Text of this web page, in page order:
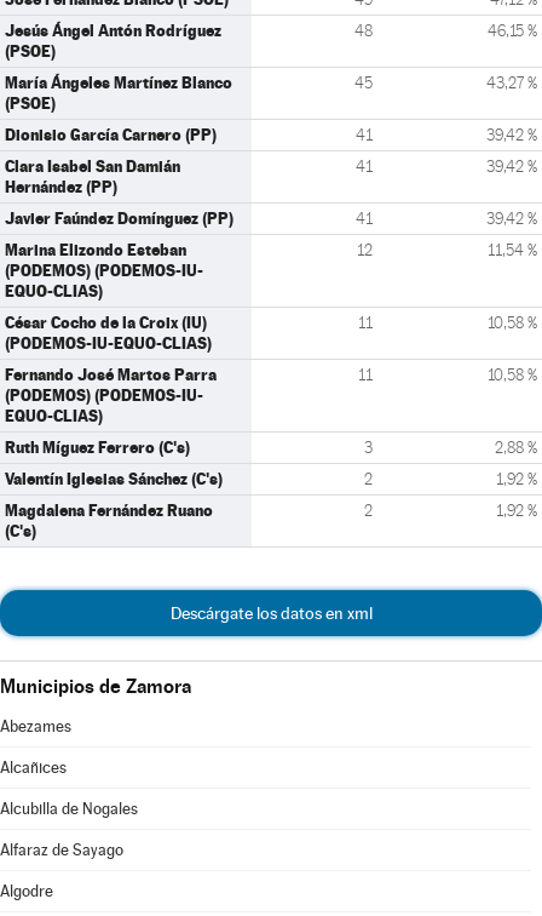
Jesús Ángel Antón Rodríguez
(PSOE)
48 46,15 %
María Ángeles Martínez Blanco
(PSOE)
45 43,27 %
Dionisio García Carnero (PP) 41 39,42 %
Clara Isabel San Damián
Hernández (PP)
41 39,42 %
Javier Faúndez Domínguez (PP) 41 39,42 %
Marina Elizondo Esteban
(PODEMOS) (PODEMOS-IU-
EQUO-CLIAS)
12 11,54 %
César Cocho de la Croix (IU)
(PODEMOS-IU-EQUO-CLIAS)
11 10,58 %
Fernando José Martos Parra
(PODEMOS) (PODEMOS-IU-
EQUO-CLIAS)
11 10,58 %
Ruth Míguez Ferrero (C's) 3 2,88 %
Valentín Iglesias Sánchez (C's) 2 1,92 %
Magdalena Fernández Ruano
(C's)
2 1,92 %
Descárgate los datos en xml
Municipios de Zamora
Abezames
Alcañices
Alcubilla de Nogales
Alfaraz de Sayago
Algodre